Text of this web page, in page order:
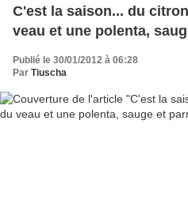
C'est la saison... du
veau et une polenta,
Publié le 30/01/2012 à 06:28
Par Tiuscha